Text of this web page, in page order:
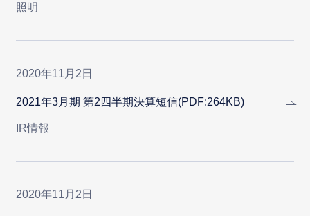
照明
2020年11月2日
2021年3月期 第2四半期決算短信(PDF:264KB)
IR情報
2020年11月2日